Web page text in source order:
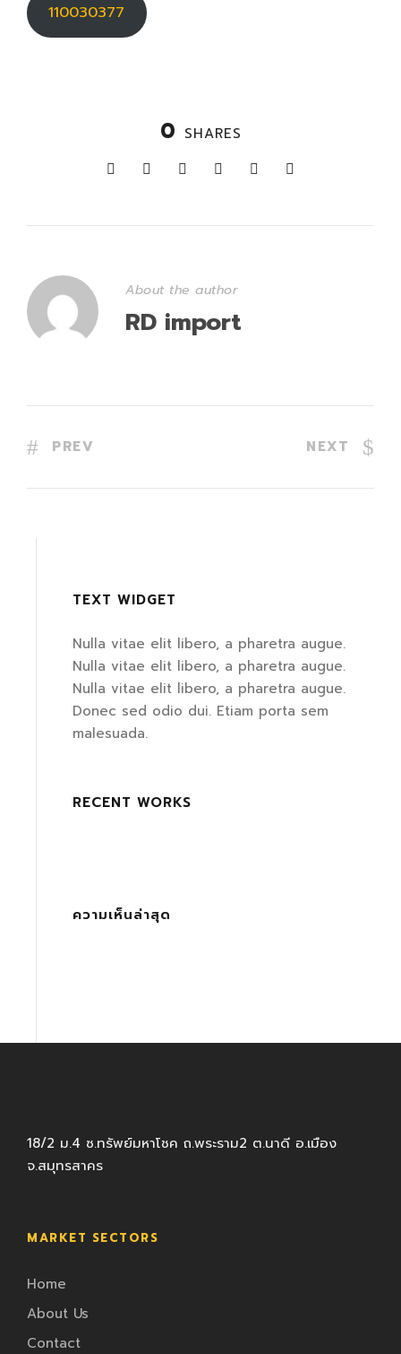
110030377
0 SHARES
About the author
RD import
PREV NEXT
TEXT WIDGET
Nulla vitae elit libero, a pharetra augue.
Nulla vitae elit libero, a pharetra augue.
Nulla vitae elit libero, a pharetra augue.
Donec sed odio dui. Etiam porta sem
malesuada.
RECENT WORKS
ความเห็นล่าสุด
18/2 ม.4 ซ.ทรัพย์มหาโชค ถ.พระราม2 ต.นาดี อ.เมือง
จ.สมุทรสาคร
MARKET SECTORS
Home
About Us
Contact